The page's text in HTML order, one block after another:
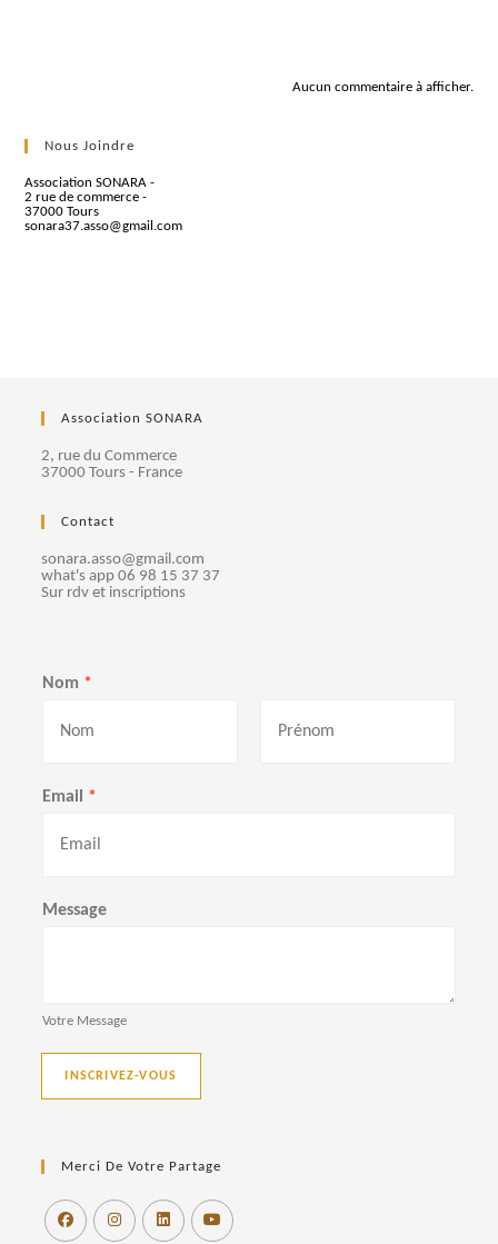
Aucun commentaire à afficher.
Nous Joindre
Association SONARA -
2 rue de commerce -
37000 Tours
sonara37.asso@gmail.com
Association SONARA
2, rue du Commerce
37000 Tours - France
Contact
sonara.asso@gmail.com
what's app 06 98 15 37 37
Sur rdv et inscriptions
Nom *
r
é
Email *
Message
Votre Message
INSCRIVEZ-VOUS
Merci De Votre Partage